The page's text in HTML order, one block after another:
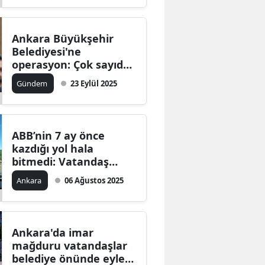
Ankara Büyükşehir
Belediyesi'ne
operasyon: Çok sayıda
gözaltı!
Gündem 23 Eylül 2025
ABB’nin 7 ay önce
kazdığı yol hala
bitmedi: Vatandaş
mağdur
Ankara 06 Ağustos 2025
Ankara'da imar
mağduru vatandaşlar
belediye önünde eylem